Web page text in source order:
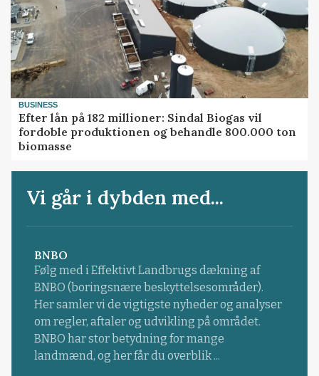
BUSINESS
Efter lån på 182 millioner: Sindal Biogas vil
fordoble produktionen og behandle 800.000 ton
biomasse
Vi går i dybden med...
BNBO
Følg med i Effektivt Landbrugs dækning af
BNBO (boringsnære beskyttelsesområder).
Her samler vi de vigtigste nyheder og analyser
om regler, aftaler og udvikling på området.
BNBO har stor betydning for mange
landmænd, og her får du overblik ...